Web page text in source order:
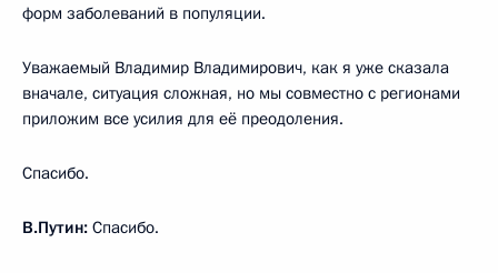
форм заболеваний в популяции.
Уважаемый Владимир Владимирович, как я уже сказала
вначале, ситуация сложная, но мы совместно с регионами
приложим все усилия для её преодоления.
Спасибо.
В.Путин: Спасибо.